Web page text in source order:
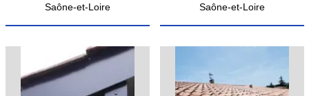
Saône-et-Loire
Saône-et-Loire